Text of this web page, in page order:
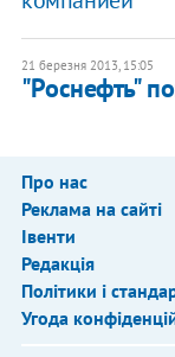
21 березня 2013, 15:05
"Роснефть"
Про нас
Реклама на сайті
Івенти
Редакція
Політики і
Угода